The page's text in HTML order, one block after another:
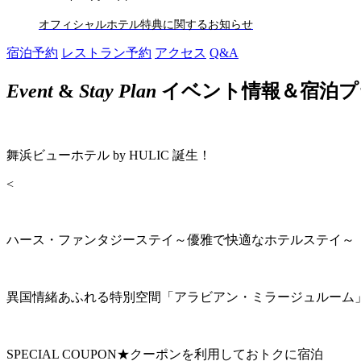
オフィシャルホテル特典に関するお知らせ
宿泊予約 レストラン予約 アクセス Q&A
Event& Stay Plan イベント情報＆宿泊
舞浜ビューホテル by HULIC 誕生！
<
ハース・ファンタジーステイ～優雅で快適なホテルステイ～
異国情緒あふれる特別空間「アラビアン・ミラージュルーム
SPECIAL COUPON★クーポンを利用しておトクに宿泊